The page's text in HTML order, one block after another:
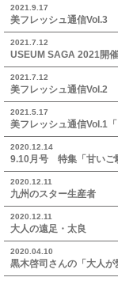
2021.9.17
美フレッシュ通信Vol.3
2021.7.12
USEUM SAGA 2021開
2021.7.12
美フレッシュ通信Vol.2
2021.5.17
美フレッシュ通信Vol.1
2020.12.14
9.10月号 特集「甘いご
2020.12.11
九州のスター生産者
2020.12.11
大人の遠足・太良
2020.04.10
黒木啓司さんの「大人